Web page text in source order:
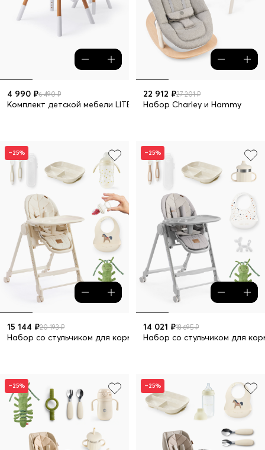
4 990 ₽6 490 ₽
Комплект детской мебели LITEN: стол и стул
22 912 ₽27 201 ₽
Набор Charley и Hammy
–25%
15 144 ₽20 193 ₽
Набор со стульчиком для кормления BERNY LUX beige new
–25%
14 021 ₽18 695 ₽
Набор со стульчиком для
–25% –25%